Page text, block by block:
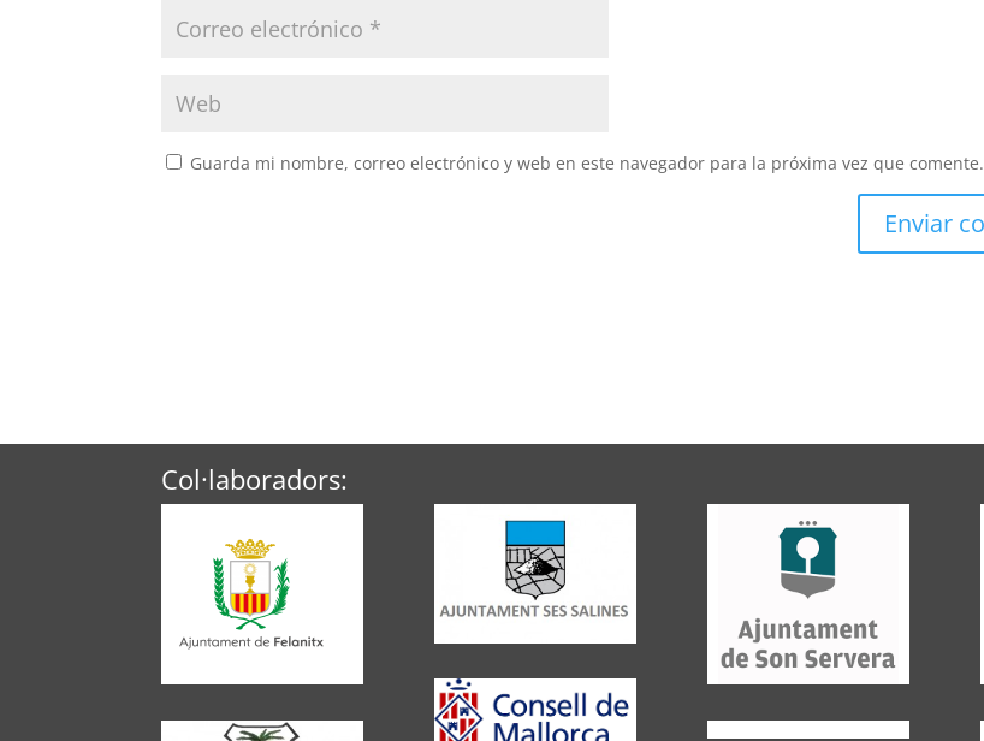
Guarda mi nombre, correo electrónico y web en este navegador para la próxima vez que comente.
Col·laboradors: